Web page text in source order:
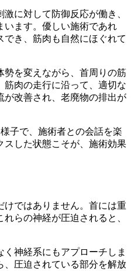
に対して防御反応が働き、
います。優しい施術であれ
き、筋肉も自然にほぐれて
勢を変えながら、首周りの筋
筋肉の走行に沿って、適切な
が改善され、老廃物の排出が
子で、施術者との会話を楽
スした状態こそが、施術効果
けではありません。首には重
らの神経が圧迫されると、
神経系にもアプローチしま
、圧迫されている部分を解放